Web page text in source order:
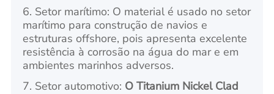
6. Setor marítimo: O material é usado no setor
marítimo para construção de navios e
estruturas offshore, pois apresenta excelente
resistência à corrosão na água do mar e em
ambientes marinhos adversos.
7. Setor automotivo: O Titanium Nickel Clad